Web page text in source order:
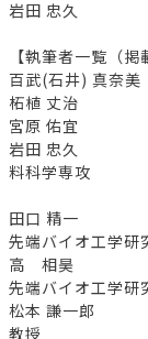
岩田 忠久
【執筆者一覧（掲
百武(石井) 真奈
柘植 丈治 東
宮原 佑宜 東京
岩田 忠久 東京
料科学専攻
高分子材
田口 精一 神戸
先端バイオ工学研
高 相昊 神戸
先端バイオ工学研
松本 謙一郎 北
教授